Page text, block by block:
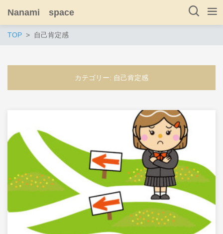
Nanami space
TOP 自己肯定感
カテゴリー: 自己肯定感